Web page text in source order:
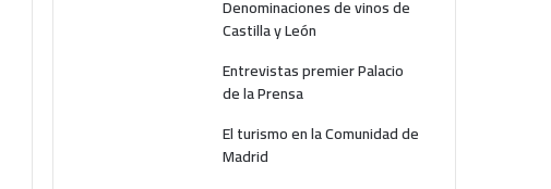
Denominaciones de vinos de
Castilla y León
Entrevistas premier Palacio
de la Prensa
El turismo en la Comunidad de
Madrid